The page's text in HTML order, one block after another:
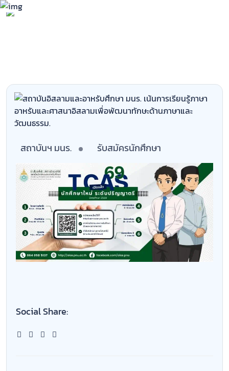
S
สถาบันฯ มนร. รับสมัครนักศึกษา
Social Share: